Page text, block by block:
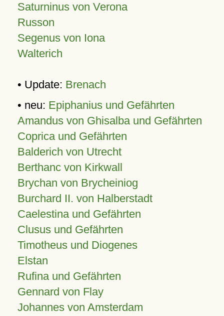
Saturninus von Verona
Russon
Segenus von Iona
Walterich
• Update: Brenach
• neu: Epiphanius und Gefährten
Amandus von Ghisalba und Gefährten
Coprica und Gefährten
Balderich von Utrecht
Berthanc von Kirkwall
Brychan von Brycheiniog
Burchard II. von Halberstadt
Caelestina und Gefährten
Clusus und Gefährten
Timotheus und Diogenes
Elstan
Rufina und Gefährten
Gennard von Flay
Johannes von Amsterdam